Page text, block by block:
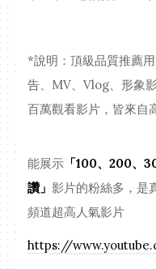
*說明：頂級品質推薦
告、MV、Vlog、形象
百萬觀看影片，皆來自
能展示 「100、200、
讚」影片的粉絲多，是
頻道超高人氣影片
https://